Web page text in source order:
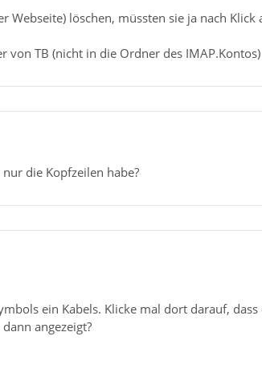
löschen, müssten sie ja nach Klick
TB (nicht in die Ordner des
die Kopfzeilen habe?
ein Kabels. Klicke mal dort darauf, dass
angezeigt?